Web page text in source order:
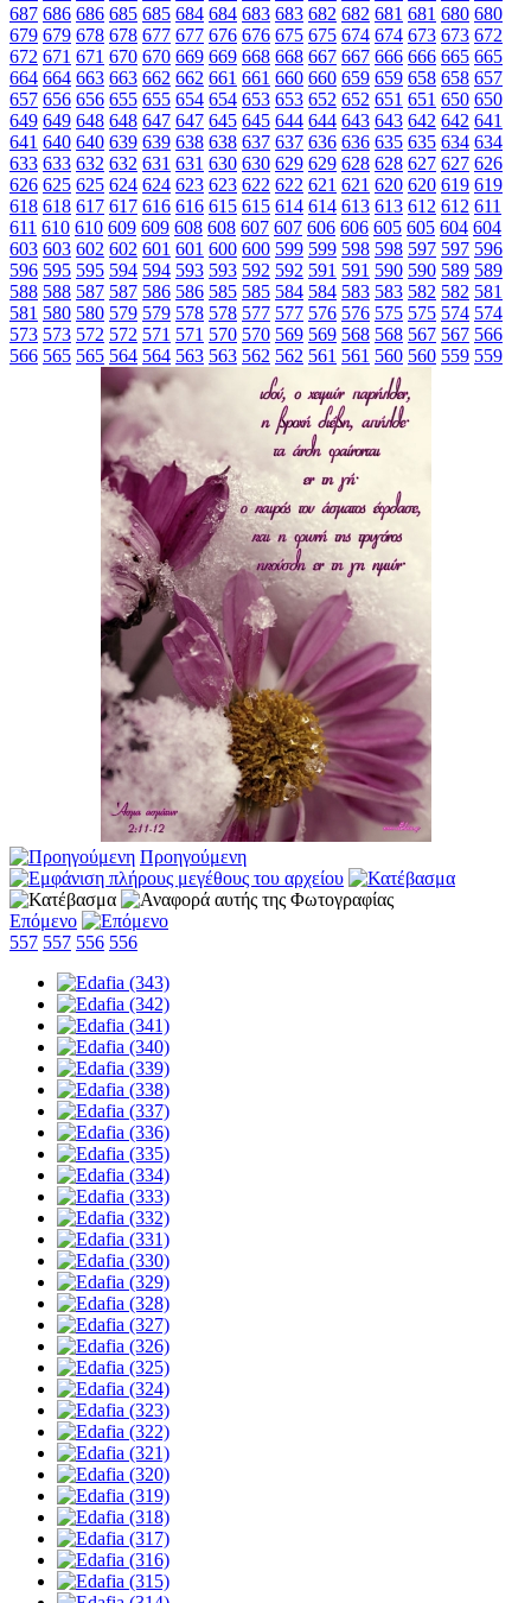
687 686 686 685 685 684 684 683 683 682 682 681 681 680 680
679 679 678 678 677 677 676 676 675 675 674 674 673 673 672
672 671 671 670 670 669 669 668 668 667 667 666 666 665 665
664 664 663 663 662 662 661 661 660 660 659 659 658 658 657
657 656 656 655 655 654 654 653 653 652 652 651 651 650 650
649 649 648 648 647 647 645 645 644 644 643 643 642 642 641
641 640 640 639 639 638 638 637 637 636 636 635 635 634 634
633 633 632 632 631 631 630 630 629 629 628 628 627 627 626
626 625 625 624 624 623 623 622 622 621 621 620 620 619 619
618 618 617 617 616 616 615 615 614 614 613 613 612 612 611
611 610 610 609 609 608 608 607 607 606 606 605 605 604 604
603 603 602 602 601 601 600 600 599 599 598 598 597 597 596
596 595 595 594 594 593 593 592 592 591 591 590 590 589 589
588 588 587 587 586 586 585 585 584 584 583 583 582 582 581
581 580 580 579 579 578 578 577 577 576 576 575 575 574 574
573 573 572 572 571 571 570 570 569 569 568 568 567 567 566
566 565 565 564 564 563 563 562 562 561 561 560 560 559 559
Προηγούμενη
Επόμενο
557 557 556 556